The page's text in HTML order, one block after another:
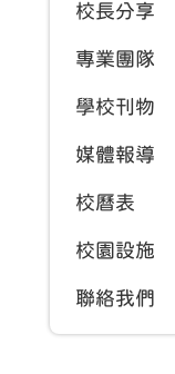
校長分享
專業團隊
學校刊物
媒體報導
校曆表
校園設施
聯絡我們